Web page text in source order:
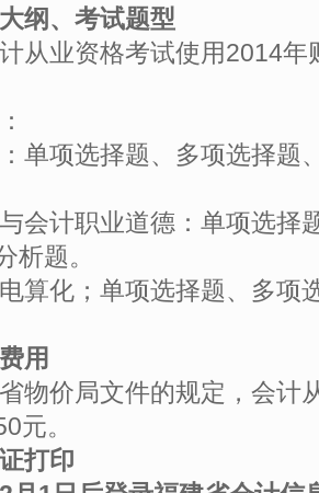
纲、考试题型
从业资格考试使用2014年
单项选择题、多项选择题
会计职业道德：单项选择
析题。
算化；单项选择题、多项
用
物价局文件的规定，会计
元。
打印